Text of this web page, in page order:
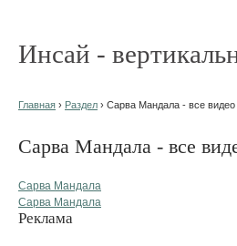
Инсай -
Главная › Раздел › Сарва Мандала - все видео
Сарва Мандала - все
Сарва Мандала
Сарва Мандала
Реклама